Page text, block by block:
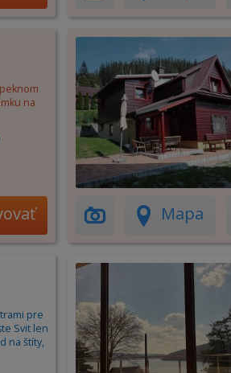
na
Mapa
pre
Svit len
na štíty,